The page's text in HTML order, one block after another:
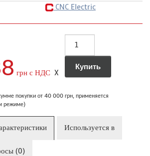
CNC Electric
грн с НДС X
покупки от 40 000 грн, применяется
режиме)
Используется в
(0)